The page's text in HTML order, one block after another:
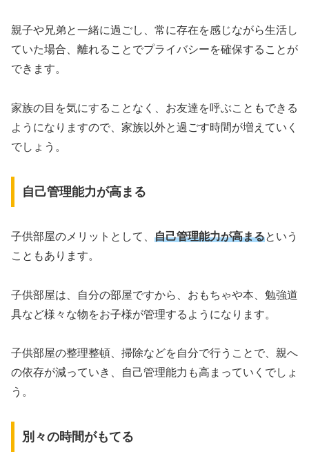
親子や兄弟と一緒に過ごし、常に存在を感じながら生活し
ていた場合、離れることでプライバシーを確保することが
できます。
家族の目を気にすることなく、お友達を呼ぶこともできる
ようになりますので、家族以外と過ごす時間が増えていく
でしょう。
自己管理能力が高まる
子供部屋のメリットとして、 自己管理能力が高まるという
こともあります。
子供部屋は、自分の部屋ですから、おもちゃや本、勉強道
具など様々な物をお子様が管理するようになります。
子供部屋の整理整頓、掃除などを自分で行うことで、親へ
の依存が減っていき、自己管理能力も高まっていくでしょ
う。
別々の時間がもてる